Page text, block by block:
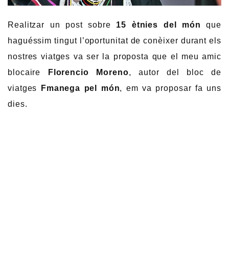
Realitzar un post sobre 15 ètnies del món
que
haguéssim tingut l’oportunitat de conèixer durant els
nostres viatges va ser la proposta que el meu amic
blocaire
Florencio Moreno, autor del bloc de
viatges
Fmanega pel món, em va proposar fa uns
dies.